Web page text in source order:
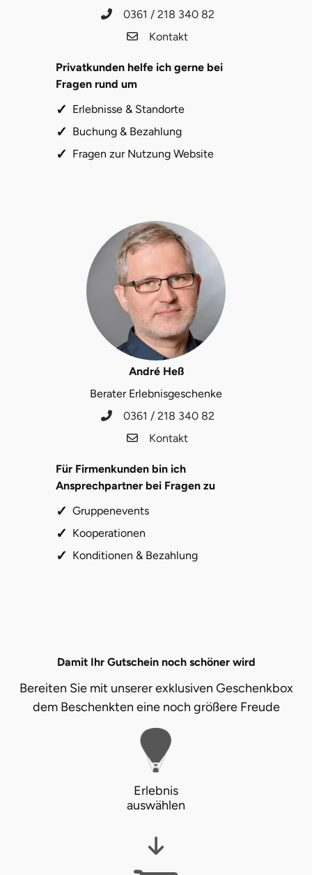
0361 / 218 340 82
Kontakt
Privatkunden helfe ich gerne bei
Fragen rund um
Erlebnisse & Standorte
Buchung & Bezahlung
Fragen zur Nutzung Website
André Heß
Berater Erlebnisgeschenke
0361 / 218 340 82
Kontakt
Für Firmenkunden bin ich
Ansprechpartner bei Fragen zu
Gruppenevents
Kooperationen
Konditionen & Bezahlung
Damit Ihr Gutschein noch schöner wird
Bereiten Sie mit unserer exklusiven Geschenkbox
dem Beschenkten eine noch größere Freude
Erlebnis
auswählen